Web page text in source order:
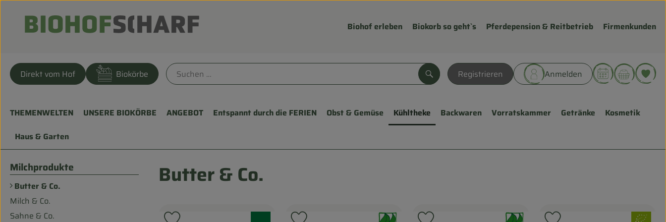
Biohof erleben Biokorb so geht`s Pferdepension & Reitbetrieb Firmenkunden
Registrieren Anmelden
Suchen
Direkt vom Hof Biokörbe
THEMENWELTEN UNSERE BIOKÖRBE ANGEBOT Entspannt durch die FERIEN Obst & Gemüse Kühltheke Backwaren Vorratskammer Getränke
Kosmetik
Haus & Garten
Milchprodukte
Butter & Co.
Milch & Co.
Sahne & Co.
Butter & Co.
, Verband: , Verband: , Verband: